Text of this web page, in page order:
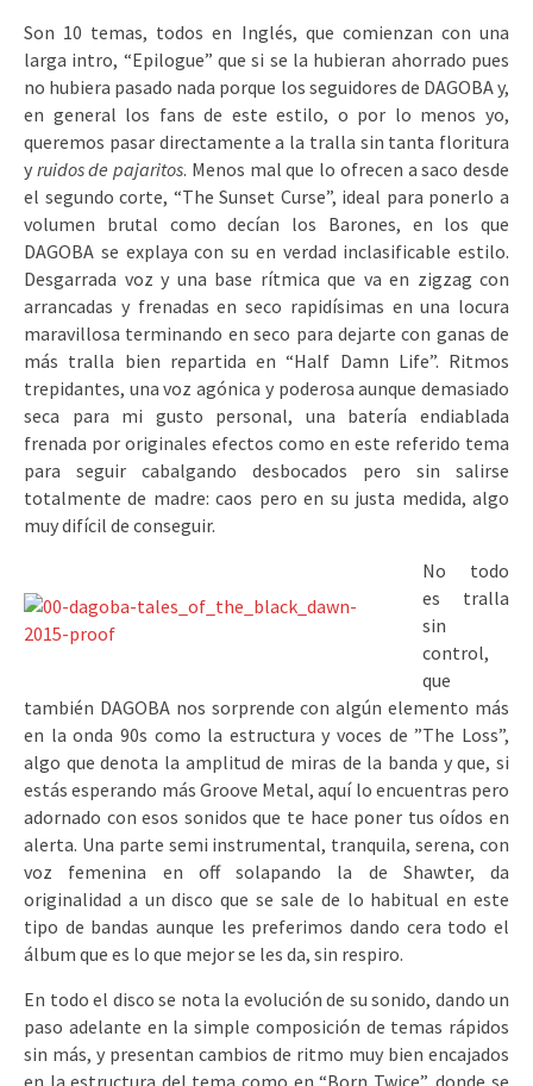
Son 10 temas, todos en Inglés, que comienzan con una
larga intro, “Epilogue” que si se la hubieran ahorrado pues
no hubiera pasado nada porque los seguidores de DAGOBA y,
en general los fans de este estilo, o por lo menos yo,
queremos pasar directamente a la tralla sin tanta floritura
y ruidos de pajaritos. Menos mal que lo ofrecen a saco desde
el segundo corte, “The Sunset Curse”, ideal para ponerlo a
volumen brutal como decían los Barones, en los que
DAGOBA se explaya con su en verdad inclasificable estilo.
Desgarrada voz y una base rítmica que va en zigzag con
arrancadas y frenadas en seco rapidísimas en una locura
maravillosa terminando en seco para dejarte con ganas de
más tralla bien repartida en “Half Damn Life”. Ritmos
trepidantes, una voz agónica y poderosa aunque demasiado
seca para mi gusto personal, una batería endiablada
frenada por originales efectos como en este referido tema
para seguir cabalgando desbocados pero sin salirse
totalmente de madre: caos pero en su justa medida, algo
muy difícil de conseguir.
No todo
es tralla
sin
control,
que
también DAGOBA nos sorprende con algún elemento más
en la onda 90s como la estructura y voces de ”The Loss”,
algo que denota la amplitud de miras de la banda y que, si
estás esperando más Groove Metal, aquí lo encuentras pero
adornado con esos sonidos que te hace poner tus oídos en
alerta. Una parte semi instrumental, tranquila, serena, con
voz femenina en off solapando la de Shawter, da
originalidad a un disco que se sale de lo habitual en este
tipo de bandas aunque les preferimos dando cera todo el
álbum que es lo que mejor se les da, sin respiro.
En todo el disco se nota la evolución de su sonido, dando un
paso adelante en la simple composición de temas rápidos
sin más, y presentan cambios de ritmo muy bien encajados
en la estructura del tema como en “Born Twice”, donde se